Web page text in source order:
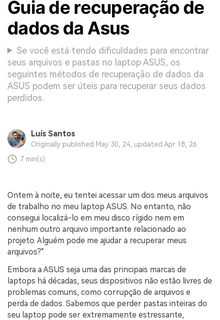
Guia de recuperação de
dados da Asus
Se você está tendo dificuldades para encontrar
seus arquivos e pastas no laptop ASUS, os
seguintes métodos de recuperação de dados da
ASUS podem ser úteis para recuperar seus dados
perdidos.
Luís Santos
Originally published May 30, 24, updated Apr 18, 26
7 min(s)
Ontem à noite, eu tentei acessar um dos meus arquivos
de trabalho no meu laptop ASUS. No entanto, não
consegui localizá-lo em meu disco rígido nem em
nenhum outro arquivo importante relacionado ao
projeto. Alguém pode me ajudar a recuperar meus
arquivos?"
Embora a ASUS seja uma das principais marcas de
laptops há décadas, seus dispositivos não estão livres de
problemas comuns, como corrupção de arquivos e
perda de dados. Sabemos que perder pastas inteiras do
seu laptop pode ser extremamente estressante,